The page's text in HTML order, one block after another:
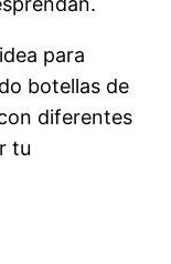
para
botellas de
diferentes
tu